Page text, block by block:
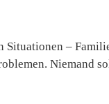
–
Niemand